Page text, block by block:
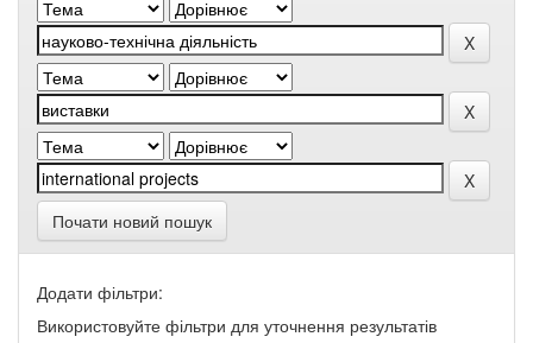
Почати новий пошук
Додати фільтри:
Використовуйте фільтри для уточнення результатів